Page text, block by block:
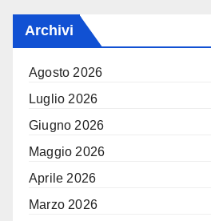
Archivi
Agosto 2026
Luglio 2026
Giugno 2026
Maggio 2026
Aprile 2026
Marzo 2026